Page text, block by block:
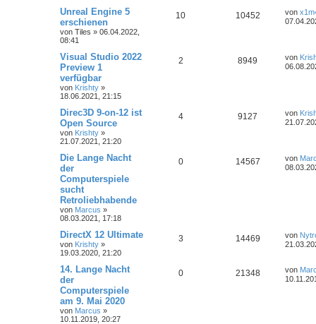
Unreal Engine 5
erschienen
von Tiles » 06.04.2022,
08:41
10 10452 von
Visual Studio 2022
Preview 1
verfügbar
von Krishty »
18.06.2021, 21:15
2 8949 von
Direc3D 9-on-12 ist
Open Source
von Krishty »
21.07.2021, 21:20
4 9127 von
Die Lange Nacht
der
Computerspiele
sucht
Retroliebhabende
von Marcus »
08.03.2021, 17:18
0 14567 von
DirectX 12 Ultimate
von Krishty »
19.03.2020, 21:20
3 14469 von
14. Lange Nacht
der
Computerspiele
am 9. Mai 2020
von Marcus »
10.11.2019, 20:27
0 21348 von